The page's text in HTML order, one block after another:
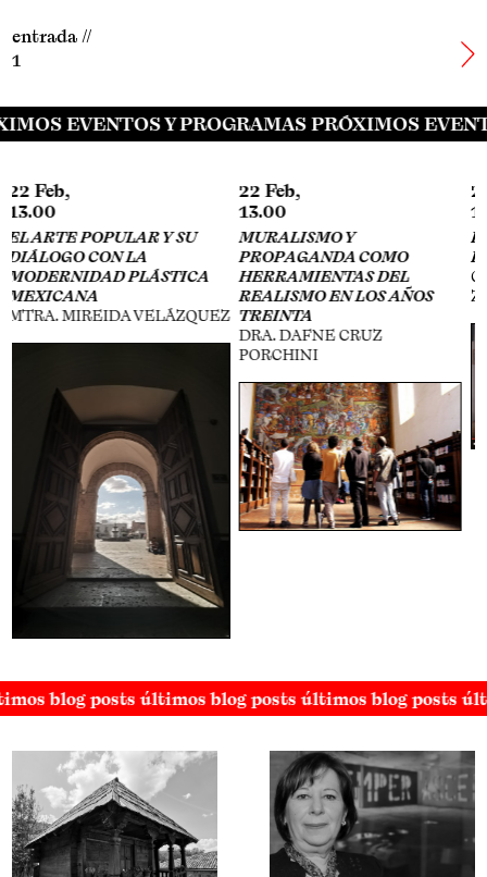
entrada //
1
EVENTOS Y PROGRAMAS PRÓXIMOS
22 Feb,
13.00
MURALISMO Y
PROPAGANDA COMO
HERRAMIENTAS DEL
REALISMO EN LOS AÑOS
TREINTA
29 Apr,
16.00
ESTRATEGIAS DE
EXPOSICIÓN EN INTERNET
GABY CEPEDA, CANEK
ZAPATA, ESTEBAN KING
blog posts últimos blog posts últimos blog posts